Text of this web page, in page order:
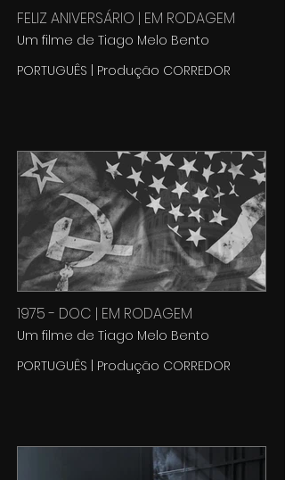
FELIZ ANIVERSÁRIO | EM RODAGEM
Um filme de Tiago Melo Bento
PORTUGUÊS | Produção CORREDOR
1975 - DOC | EM RODAGEM
Um filme de Tiago Melo Bento
PORTUGUÊS | Produção CORREDOR